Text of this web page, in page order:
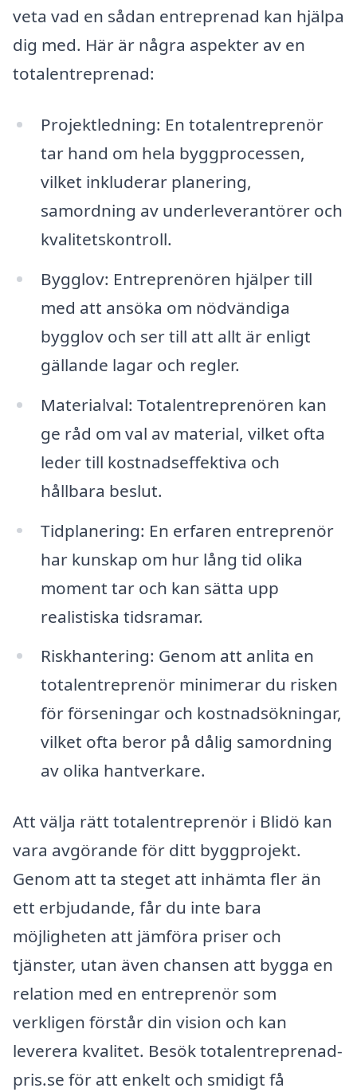
veta vad en sådan entreprenad kan hjälpa
dig med. Här är några aspekter av en
totalentreprenad:
Projektledning: En totalentreprenör
tar hand om hela byggprocessen,
vilket inkluderar planering,
samordning av underleverantörer och
kvalitetskontroll.
Bygglov: Entreprenören hjälper till
med att ansöka om nödvändiga
bygglov och ser till att allt är enligt
gällande lagar och regler.
Materialval: Totalentreprenören kan
ge råd om val av material, vilket ofta
leder till kostnadseffektiva och
hållbara beslut.
Tidplanering: En erfaren entreprenör
har kunskap om hur lång tid olika
moment tar och kan sätta upp
realistiska tidsramar.
Riskhantering: Genom att anlita en
totalentreprenör minimerar du risken
för förseningar och kostnadsökningar,
vilket ofta beror på dålig samordning
av olika hantverkare.
Att välja rätt totalentreprenör i Blidö kan
vara avgörande för ditt byggprojekt.
Genom att ta steget att inhämta fler än
ett erbjudande, får du inte bara
möjligheten att jämföra priser och
tjänster, utan även chansen att bygga en
relation med en entreprenör som
verkligen förstår din vision och kan
leverera kvalitet. Besök totalentreprenad-
pris.se för att enkelt och smidigt få